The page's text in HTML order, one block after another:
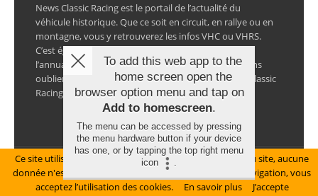
News Classic Racing est le portail de l’actualité du
véhicule historique. Que ce soit en circuit, en rallye ou en
montagne, vous y retrouverez les infos VHC ou VHRS.
C’est également le calendrier des épreuves ainsi que
l’annuaire des spécialistes de la voiture ancienne, sans
oublier les petites annonces avec notre partenaire Classic
Racing Annonces.
Mentions légales
© Copyright 2026 NewsClassicRacing, tous droits réservés
Ce site utilise des cookies pour le bon fonctionnement du site, aucune
donnée n'est collectée à ce titre. En poursuivant votre navigation, vous
acceptez l’utilisation des cookies.
En savoir plus J’accepte
To add this web app to the
home screen open the
browser option menu and tap on
Add to homescreen.
The menu can be accessed by pressing
the menu hardware button if your device
has one, or by tapping the top right menu
icon
.